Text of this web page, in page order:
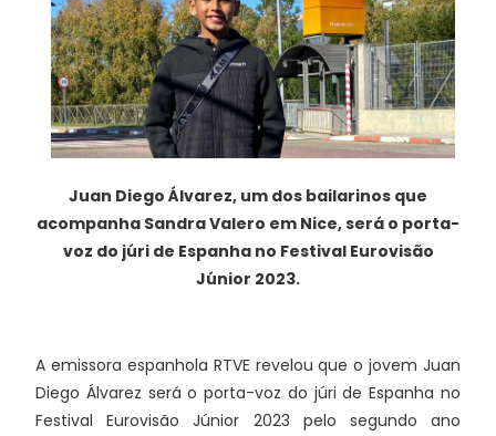
Juan Diego Álvarez, um dos bailarinos que
acompanha Sandra Valero em Nice, será o porta-
voz do júri de Espanha no Festival Eurovisão
Júnior 2023.
A emissora espanhola RTVE revelou que o jovem Juan
Diego Álvarez será o porta-voz do júri de Espanha no
Festival Eurovisão Júnior 2023 pelo segundo ano